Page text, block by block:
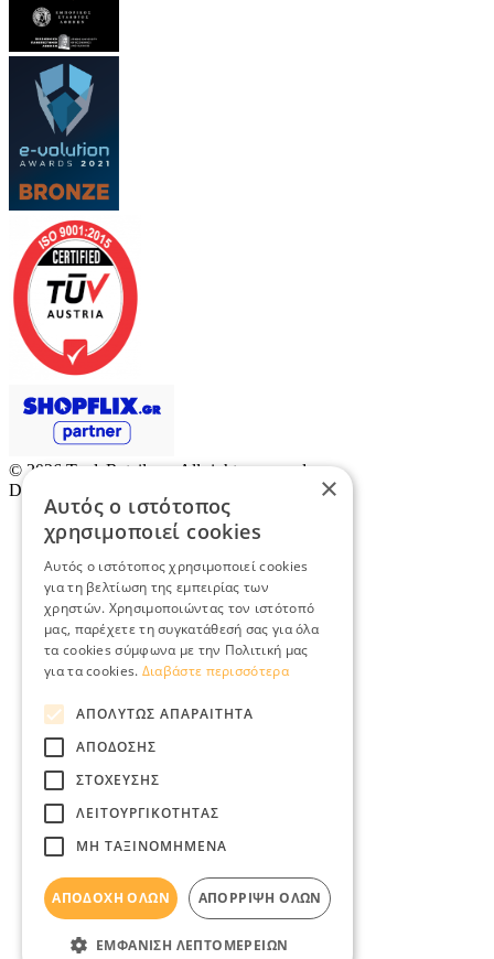
© 2026TradeRetail.gr- All rights reserved
Designed & developed by
NETMECHANICS
×
Αυτός ο ιστότοπος
χρησιμοποιεί cookies
Αυτός ο ιστότοπος χρησιμοποιεί cookies
για τη βελτίωση της εμπειρίας των
χρηστών. Χρησιμοποιώντας τον ιστότοπό
μας, παρέχετε τη συγκατάθεσή σας για όλα
τα cookies σύμφωνα με την Πολιτική μας
για τα cookies. Διαβάστε περισσότερα
ΑΠΟΛΎΤΩΣ ΑΠΑΡΑΊΤΗΤΑ
ΑΠΌΔΟΣΗΣ
ΣΤΌΧΕΥΣΗΣ
ΛΕΙΤΟΥΡΓΙΚΌΤΗΤΑΣ
ΜΗ ΤΑΞΙΝΟΜΗΜΈΝΑ
ΑΠΟΔΟΧΉ ΌΛΩΝ ΑΠΌΡΡΙΨΗ ΌΛΩΝ
ΕΜΦΆΝΙΣΗ ΛΕΠΤΟΜΕΡΕΙΏΝ